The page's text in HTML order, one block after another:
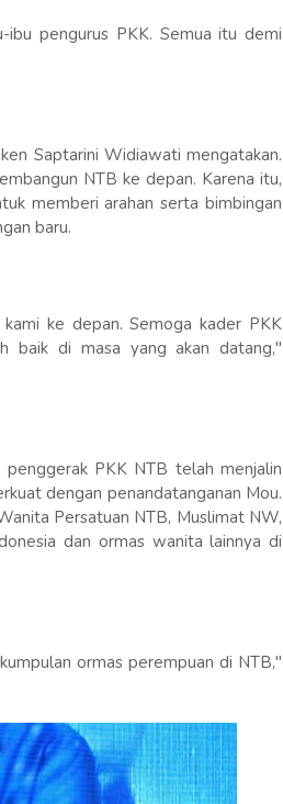
ibu pengurus PKK. Semua itu demi
Saptarini Widiawati mengatakan.
NTB ke depan. Karena itu,
memberi arahan serta bimbingan
baru.
ke depan. Semoga kader PKK
baik di masa yang akan datang,"
PKK NTB telah menjalin
dengan penandatanganan Mou.
Persatuan NTB, Muslimat NW,
dan ormas wanita lainnya di
ormas perempuan di NTB,"